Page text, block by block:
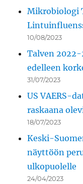
Mikrobiologi
10/08/2023
Talven
edelleen
31/07/2023
US VAERS-
raskaana
18/07/2023
Keski-
näyttöön
ulkopuolelle
24/04/2023